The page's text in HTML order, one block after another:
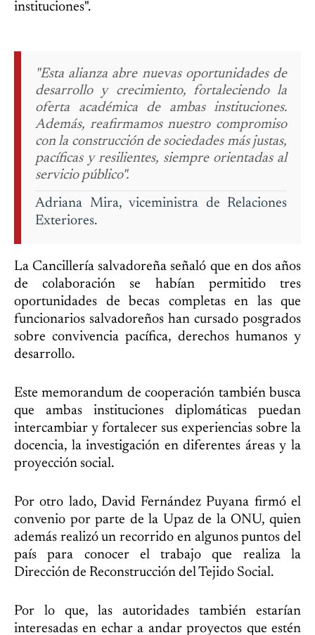
instituciones".
"Esta alianza abre nuevas oportunidades de
desarrollo y crecimiento, fortaleciendo la
oferta académica de ambas instituciones.
Además, reafirmamos nuestro compromiso
con la construcción de sociedades más justas,
pacíficas y resilientes, siempre orientadas al
servicio público".
Adriana Mira, viceministra de Relaciones
Exteriores.
La Cancillería salvadoreña señaló que en dos años
de colaboración se habían permitido tres
oportunidades de becas completas en las que
funcionarios salvadoreños han cursado posgrados
sobre convivencia pacífica, derechos humanos y
desarrollo.
Este memorandum de cooperación también busca
que ambas instituciones diplomáticas puedan
intercambiar y fortalecer sus experiencias sobre la
docencia, la investigación en diferentes áreas y la
proyección social.
Por otro lado, David Fernández Puyana firmó el
convenio por parte de la Upaz de la ONU, quien
además realizó un recorrido en algunos puntos del
país para conocer el trabajo que realiza la
Dirección de Reconstrucción del Tejido Social.
Por lo que, las autoridades también estarían
interesadas en echar a andar proyectos que estén